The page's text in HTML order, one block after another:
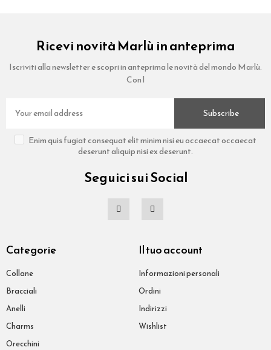
Ricevi novità Marlù in anteprima
Iscriviti alla newsletter e scopri in anteprima le novità del mondo Marlù.
Con l
Subscribe
Enim quis fugiat consequat elit minim nisi eu occaecat occaecat
deserunt aliquip nisi ex deserunt.
Seguici sui Social
Categorie
Collane
Bracciali
Anelli
Charms
Orecchini
Il tuo account
Informazioni personali
Ordini
Indirizzi
Wishlist